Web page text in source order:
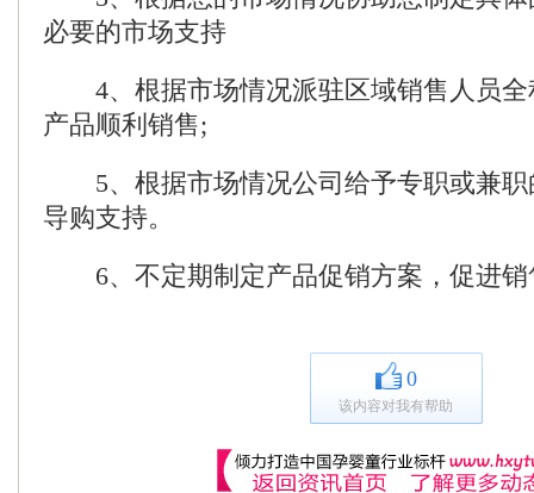
必要的市场支持
4、根据市场情况派驻区域销售人员全
产品顺利销售;
5、根据市场情况公司给予专职或兼职
导购支持。
6、不定期制定产品促销方案，促进销
0
该内容对我有帮助